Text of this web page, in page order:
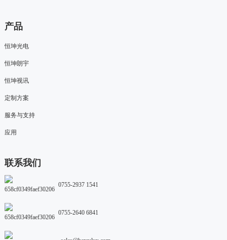
产品
恒坤光电
恒坤朗宇
恒坤视讯
定制方案
服务与支持
应用
联系我们
0755-2937 1541
0755-2640 6841